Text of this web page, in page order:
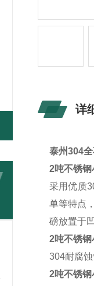
详
泰州304
2吨不锈钢
采用优质
单等特点
磅放置于
2吨不锈
304耐腐
2吨不锈